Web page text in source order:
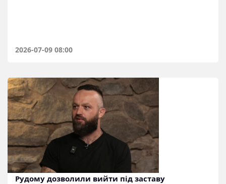
2026-07-09 08:00
Рудому дозволили вийти під заставу